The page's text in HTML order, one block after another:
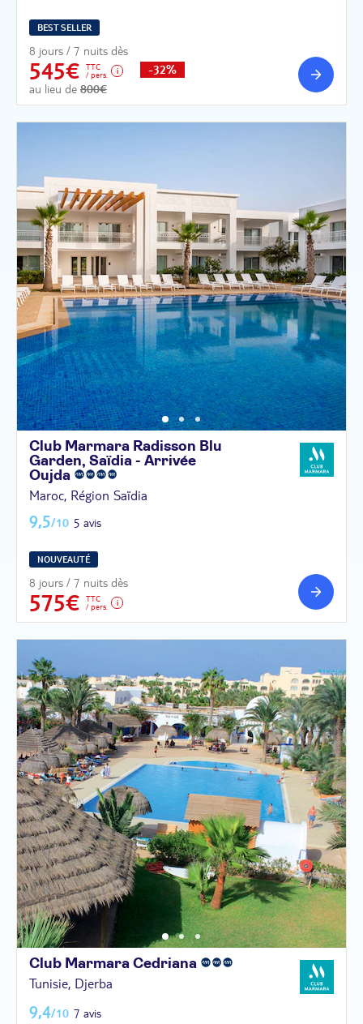
BEST SELLER
8 jours / 7 nuits dès
545€
TTC
/ pers.
au lieu de 800€
-32%
Club Marmara Radisson Blu
Garden, Saïdia - Arrivée
Oujda
Maroc, Région Saïdia
9,5/10 5 avis
NOUVEAUTÉ
8 jours / 7 nuits dès
575€
TTC
/ pers.
Club Marmara Cedriana
Tunisie, Djerba
9,4/10 7 avis